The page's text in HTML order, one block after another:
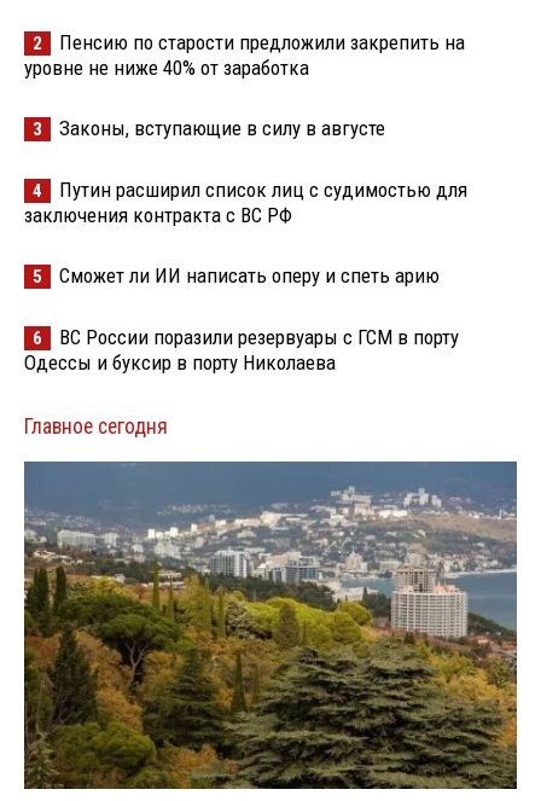
2
Пенсию по старости предложили закрепить на
уровне не ниже 40% от заработка
3 Законы, вступающие в силу в августе
4
Путин расширил список лиц с судимостью для
заключения контракта с ВС РФ
5 Сможет ли ИИ написать оперу и спеть арию
6
ВС России поразили резервуары с ГСМ в порту
Одессы и буксир в порту Николаева
Главное сегодня